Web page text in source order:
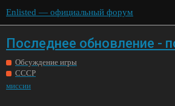
Enlisted — официальный форум
Последнее обновление -
Обсуждение игры
СССР
миссии